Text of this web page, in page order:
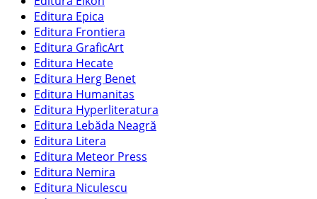
Editura Epica
Editura Frontiera
Editura GraficArt
Editura Hecate
Editura Herg Benet
Editura Humanitas
Editura Hyperliteratura
Editura Lebăda Neagră
Editura Litera
Editura Meteor Press
Editura Nemira
Editura Niculescu